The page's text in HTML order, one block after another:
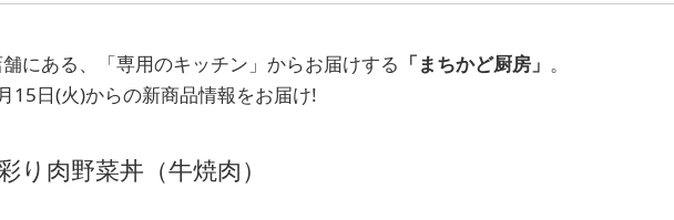
にある、「専用のキッチン」からお届けする 「まちかど厨房」 。
15日(火)からの新商品情報をお届け!
り肉野菜丼（牛焼肉）